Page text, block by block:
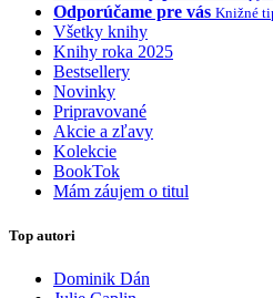
Odporúčame pre vás Knižné
Všetky knihy
Knihy roka 2025
Bestsellery
Novinky
Pripravované
Akcie a zľavy
Kolekcie
BookTok
Mám záujem o titul
Top autori
Dominik Dán